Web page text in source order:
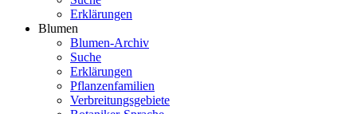
Erklärungen
Blumen
Blumen-Archiv
Suche
Erklärungen
Pflanzenfamilien
Verbreitungsgebiete